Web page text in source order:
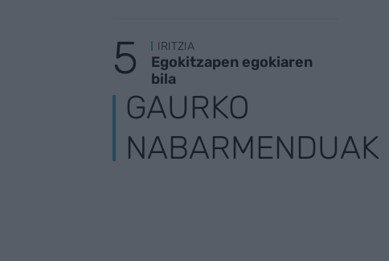
IRITZIA
Egokitzapen egokiaren
bila
GAURKO
NABARMENDUAK